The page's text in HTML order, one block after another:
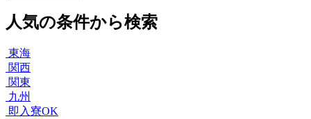
人気の条件から検索
東海
関西
関東
九州
即入寮OK